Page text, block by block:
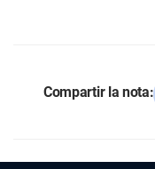
Compartir la nota: